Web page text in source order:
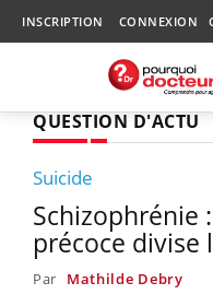
INSCRIPTION CONNEXION
QUESTION D'ACTU
Suicide
Schizophrénie
précoce divise
Par Mathilde Debry